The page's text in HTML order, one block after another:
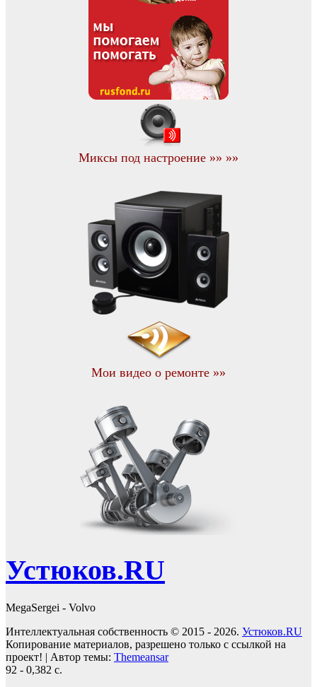
Миксы под настроение »» »»
Мои видео о ремонте »»
Устюков.RU
MegaSergei - Volvo
Интеллектуальная собственность © 2015 - 2026. Устюков.RU
Копирование материалов, разрешено только с ссылкой на
проект! | Автор темы: Themeansar
92 - 0,382 с.